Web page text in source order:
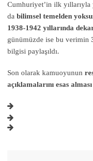
Cumhuriyet’in ilk yıllarıyla
da bilimsel temelden
1938-1942 yıllarında
günümüzde ise bu verimin
bilgisi paylaşıldı.
Son olarak kamuoyunun
açıklamalarını esas alması